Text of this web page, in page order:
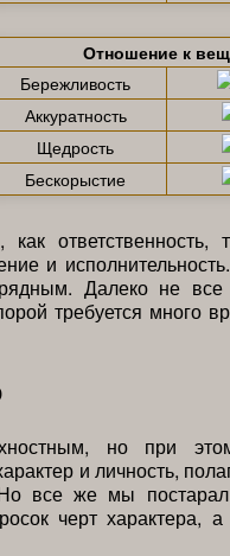
Отношение к
Бережливость
Аккуратность
Щедрость
Бескорыстие
ответственность,
и
Далеко не все
требуется много
но при
и личность,
все же мы
черт характера,